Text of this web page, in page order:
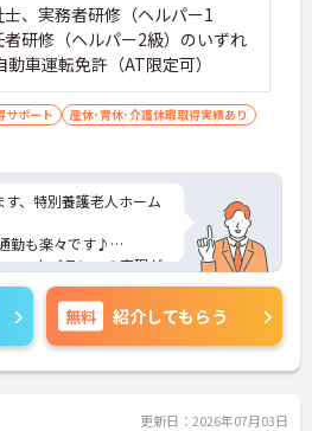
、実務者研修（ヘルパー1
研修（ヘルパー2級）のいずれ
車運転免許（AT限定可）
サポート
産休･育休･介護休暇取得実績あり
、特別養護老人ホーム
勤も楽々です♪
ークバランスの実現が
、面接対策ポイントな
しますのでお気軽にご
無料 紹介してもらう
更新日：2026年07月03日